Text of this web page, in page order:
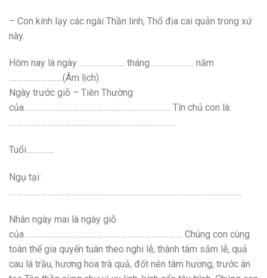
– Con kính lạy các ngài Thần linh, Thổ địa cai quản trong xứ
này.
Hôm nay là ngày ………………….. tháng ………………… năm
………………………(Âm lịch)
Ngày trước giỗ – Tiên Thường
của……………………………………………………………….. Tín chủ con là:
…………………………………………………………………………
Tuổi…………..
Ngụ tại:
………………………………………………………………………………………………………
Nhân ngày mai là ngày giỗ
của…………………………………………………………………….. Chúng con cùng
toàn thể gia quyến tuân theo nghi lễ, thành tâm sắm lễ, quả
cau lá trầu, hương hoa trà quả, đốt nén tâm hương, trước án